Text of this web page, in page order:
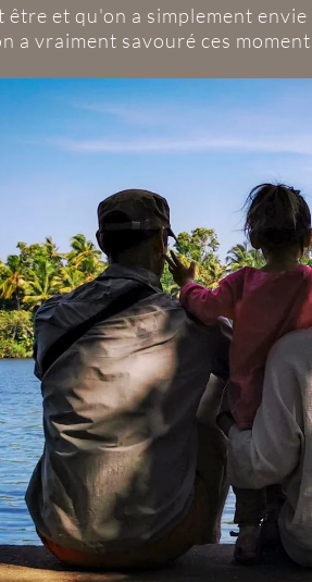
et qu'on a simplement
a vraiment savouré ces